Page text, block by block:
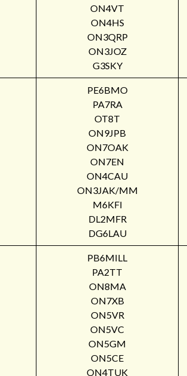
ON4VT
ON4HS
ON3QRP
ON3JOZ
G3SKY
PE6BMO
PA7RA
OT8T
ON9JPB
ON7OAK
ON7EN
ON4CAU
ON3JAK/MM
M6KFI
DL2MFR
DG6LAU
PB6MILL
PA2TT
ON8MA
ON7XB
ON5VR
ON5VC
ON5GM
ON5CE
ON4TUK